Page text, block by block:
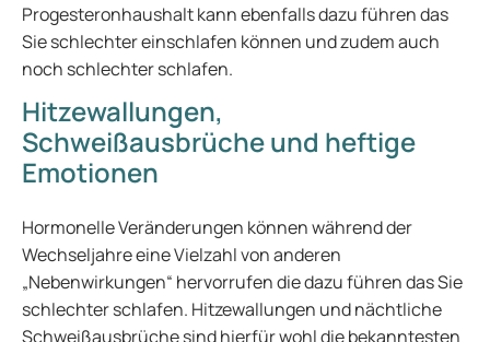
Progesteronhaushalt kann ebenfalls dazu führen das
Sie schlechter einschlafen können und zudem auch
noch schlechter schlafen.
Hitzewallungen,
Schweißausbrüche und heftige
Emotionen
Hormonelle Veränderungen können während der
Wechseljahre eine Vielzahl von anderen
„Nebenwirkungen“ hervorrufen die dazu führen das Sie
schlechter schlafen. Hitzewallungen und nächtliche
Schweißausbrüche sind hierfür wohl die bekanntesten